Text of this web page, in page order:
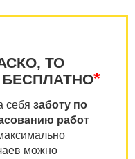
ТО
*
себя заботу по
работ
можно